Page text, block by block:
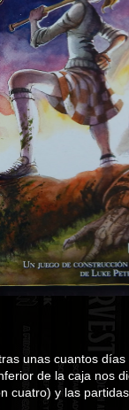
tras unas cuantos
de la caja nos
y las